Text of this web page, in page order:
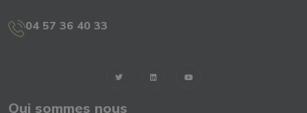
04 57 36 40 33
Qui sommes nous